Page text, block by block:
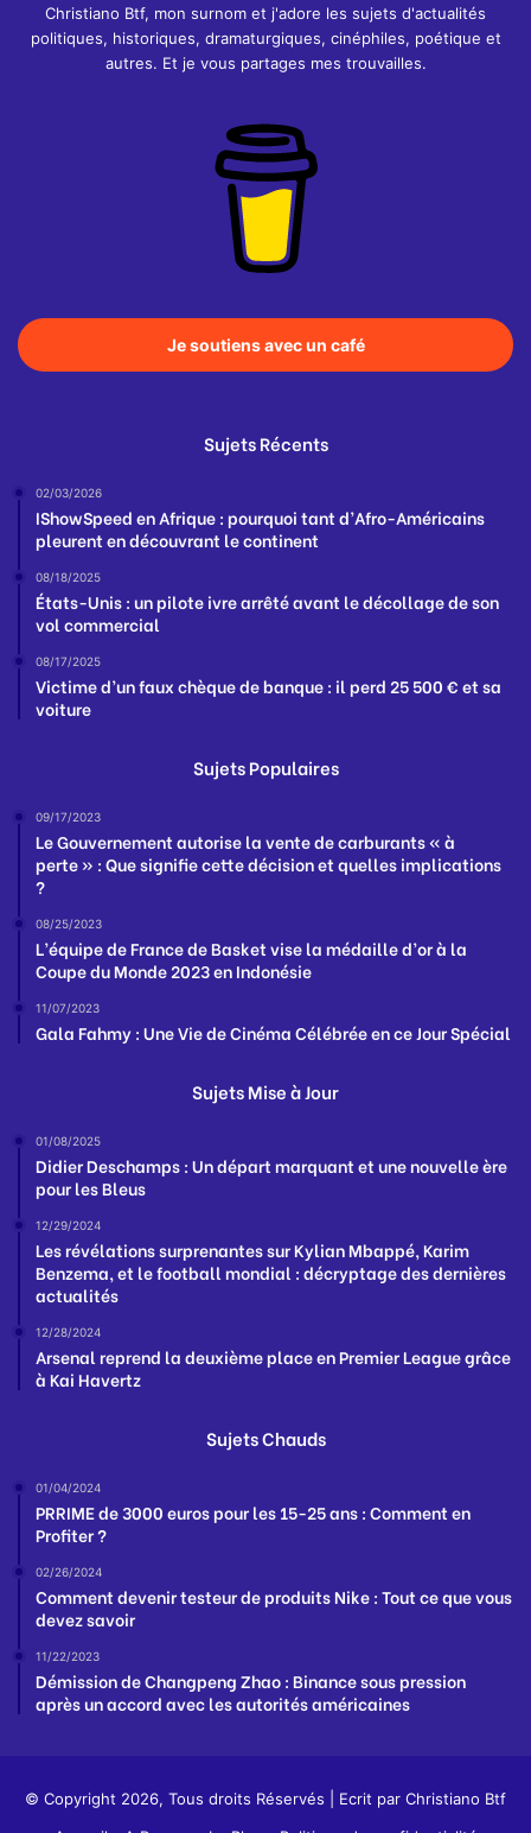
Christiano Btf, mon surnom et j'adore les sujets d'actualités
politiques, historiques, dramaturgiques, cinéphiles, poétique et
autres. Et je vous partages mes trouvailles.
Je soutiens avec un café
Sujets Récents
02/03/2026
IShowSpeed en Afrique : pourquoi tant d’Afro-Américains
pleurent en découvrant le continent
08/18/2025
États-Unis : un pilote ivre arrêté avant le décollage de son
vol commercial
08/17/2025
Victime d’un faux chèque de banque : il perd 25 500 € et sa
voiture
Sujets Populaires
09/17/2023
Le Gouvernement autorise la vente de carburants « à
perte » : Que signifie cette décision et quelles implications
?
08/25/2023
L’équipe de France de Basket vise la médaille d’or à la
Coupe du Monde 2023 en Indonésie
11/07/2023
Gala Fahmy : Une Vie de Cinéma Célébrée en ce Jour Spécial
Sujets Mise à Jour
01/08/2025
Didier Deschamps : Un départ marquant et une nouvelle ère
pour les Bleus
12/29/2024
Les révélations surprenantes sur Kylian Mbappé, Karim
Benzema, et le football mondial : décryptage des dernières
actualités
12/28/2024
Arsenal reprend la deuxième place en Premier League grâce
à Kai Havertz
Sujets Chauds
01/04/2024
PRRIME de 3000 euros pour les 15-25 ans : Comment en
Profiter ?
02/26/2024
Comment devenir testeur de produits Nike : Tout ce que vous
devez savoir
11/22/2023
Démission de Changpeng Zhao : Binance sous pression
après un accord avec les autorités américaines
© Copyright 2026, Tous droits Réservés | Ecrit par Christiano Btf